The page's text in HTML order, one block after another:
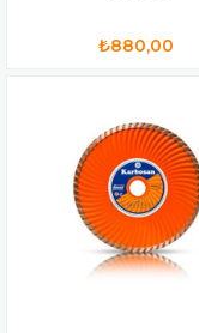
₺880,00